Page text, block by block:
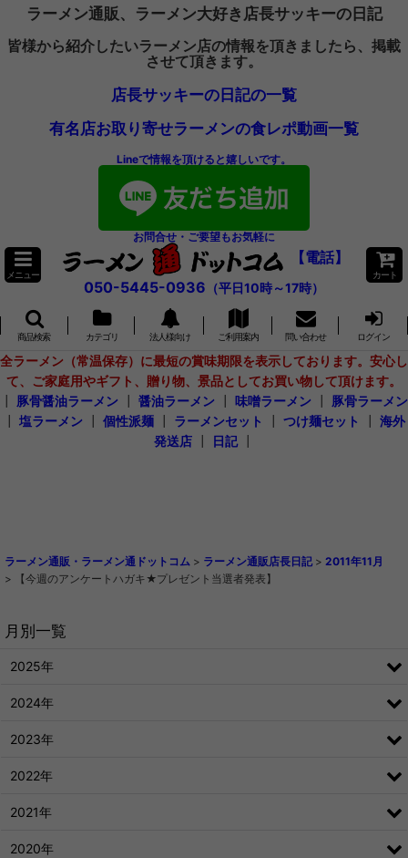
ラーメン通販、ラーメン大好き店長サッキーの日記
皆様から紹介したいラーメン店の情報を頂きましたら、掲載
させて頂きます。
店長サッキーの日記の一覧
有名店お取り寄せラーメンの食レポ動画一覧
Lineで情報を頂けると嬉しいです。
お問合せ・ご要望もお気軽に
メニュー
【電話】
050-5445-0936 （平日10時～17時）
カート
商品検索 カテゴリ 法人様向け ご利用案内 問い合わせ ログイン
全ラーメン（常温保存）に最短の賞味期限を表示しております。安心し
て、ご家庭用やギフト、贈り物、景品としてお買い物して頂けます。
豚骨醤油ラーメン 醤油ラーメン 味噌ラーメン
豚骨ラーメン
塩ラーメン 個性派麺 ラーメンセット つけ麺セット
海外
発送店
日記┃
ラーメン通販・ラーメン通ドットコム > ラーメン通販店長日記 > 2011年11月
>
【今週のアンケートハガキ★プレゼント当選者発表】
月別一覧
2025年
2024年
2023年
2022年
2021年
2020年